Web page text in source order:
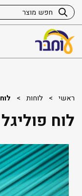
ראשי > לוחות >
לוח פוליגל